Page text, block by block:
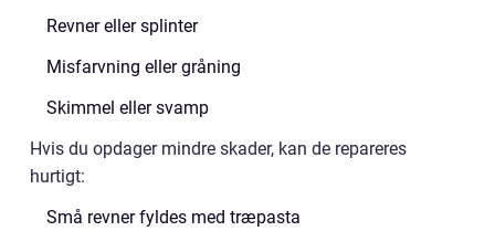
Revner eller splinter
Misfarvning eller gråning
Skimmel eller svamp
Hvis du opdager mindre skader, kan de repareres
hurtigt:
Små revner fyldes med træpasta